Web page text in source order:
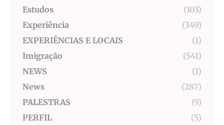
Estudos
(103)
Experiência
(349)
EXPERIÊNCIAS E LOCAIS
(1)
Imigração
(541)
NEWS
(1)
News
(287)
PALESTRAS
(9)
PERFIL
(5)